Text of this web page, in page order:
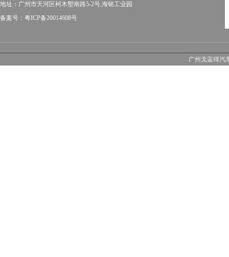
地址：广州市天河区柯木塱南路5-2号,海铭工业园
备案号：粤ICP备20014608号
广州戈蓝得汽